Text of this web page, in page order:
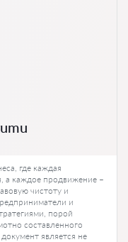
где каждая
а каждое продвижение –
чистоту и
и
порой
составленного
является не